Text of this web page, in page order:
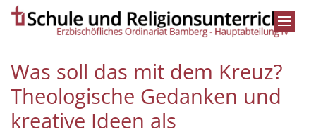
Zum Inhalt springen
Was soll das mit dem Kreuz?
Theologische Gedanken und
kreative Ideen als